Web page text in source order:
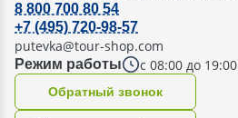
Режим работы с 08:00 до 19:00
8 800 700 80 54
+7 (495) 720-98-57
putevka@tour-shop.com
Oбратный звонок